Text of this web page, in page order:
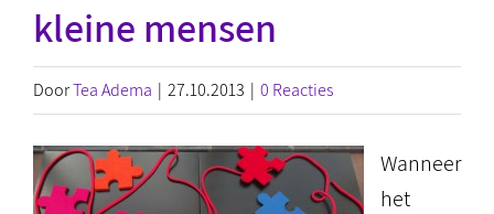
kleine mensen
DoorTea Adema | 27.10.2013 | 0 Reacties
Wanneer
het